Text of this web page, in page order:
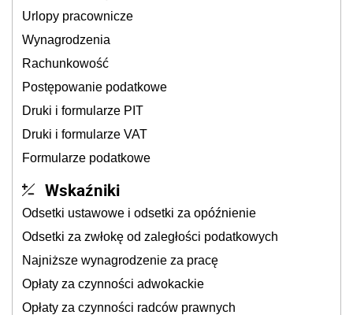
Urlopy pracownicze
Wynagrodzenia
Rachunkowość
Postępowanie podatkowe
Druki i formularze PIT
Druki i formularze VAT
Formularze podatkowe
Wskaźniki
Odsetki ustawowe i odsetki za opóźnienie
Odsetki za zwłokę od zaległości podatkowych
Najniższe wynagrodzenie za pracę
Opłaty za czynności adwokackie
Opłaty za czynności radców prawnych